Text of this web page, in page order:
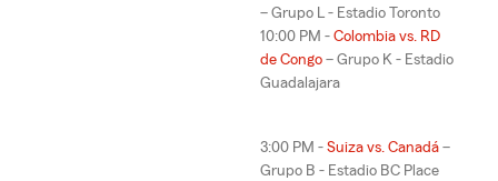
– Grupo L - Estadio Toronto
10:00 PM - Colombia vs. RD
de Congo – Grupo K - Estadio
Guadalajara
3:00 PM - Suiza vs. Canadá –
Grupo B - Estadio BC Place